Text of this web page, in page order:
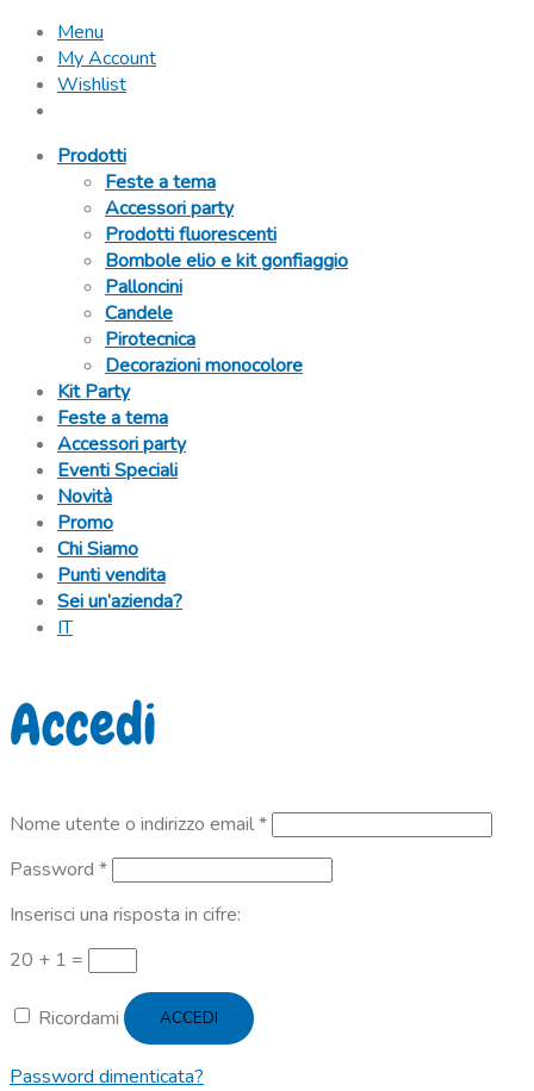
Menu
My Account
Wishlist
Prodotti
Feste a tema
Accessori party
Prodotti fluorescenti
Bombole elio e kit gonfiaggio
Palloncini
Candele
Pirotecnica
Decorazioni monocolore
Kit Party
Feste a tema
Accessori party
Eventi Speciali
Novità
Promo
Chi Siamo
Punti vendita
Sei un’azienda?
IT
Accedi
Nome utente o indirizzo email*Richiesto
Password *Richiesto
Inserisci una risposta in cifre:
20 + 1 =
Ricordami ACCEDI
Password dimenticata?